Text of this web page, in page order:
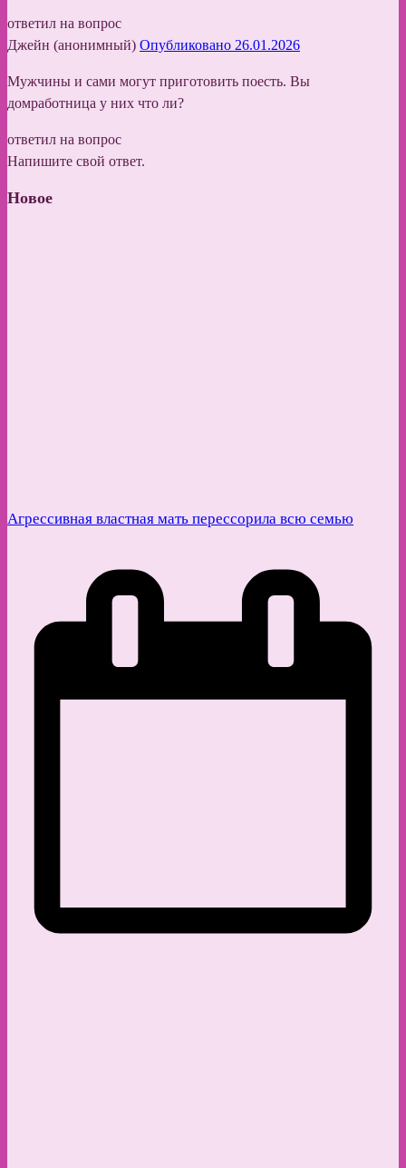
ответил на вопрос
Джейн (анонимный) Опубликовано 26.01.2026
Мужчины и сами могут приготовить поесть. Вы
домработница у них что ли?
ответил на вопрос
Напишите свой ответ.
Новое
Агрессивная властная мать перессорила всю семью